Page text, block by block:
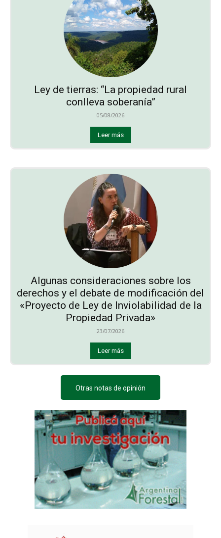
Ley de tierras: “La propiedad rural
conlleva soberanía”
05/08/2026
Leer más
Algunas consideraciones sobre los
derechos y el debate de modificación del
«Proyecto de Ley de Inviolabilidad de la
Propiedad Privada»
23/07/2026
Leer más
Otras notas de opinión